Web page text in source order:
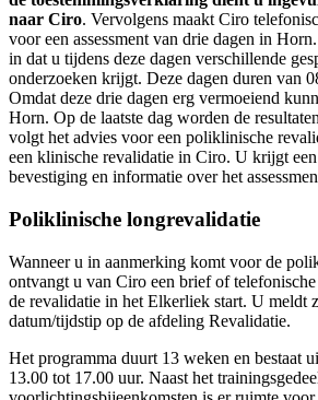
naar Ciro. Vervolgens maakt Ciro
voor een assessment van drie dagen in
in dat u tijdens deze dagen verschillende
onderzoeken krijgt. Deze dagen duren van
Omdat deze drie dagen erg vermoeiend
Horn. Op de laatste dag worden de
volgt het advies voor een poliklinische
een klinische revalidatie in Ciro. U krijgt
bevestiging en informatie over het
Poliklinische longrevalidatie
Wanneer u in aanmerking komt voor de
ontvangt u van Ciro een brief of
de revalidatie in het Elkerliek start. U meldt
datum/tijdstip op de afdeling Revalidatie.
Het programma duurt 13 weken en bestaat
13.00 tot 17.00 uur. Naast het